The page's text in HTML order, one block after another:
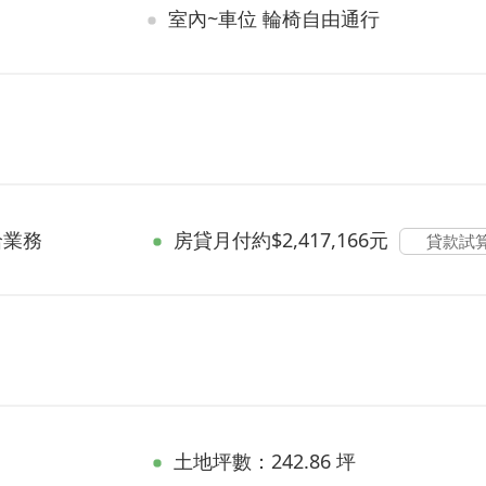
室內~車位 輪椅自由通行
務 房貸月付約$2,417,166元 貸款試
土地坪數：242.86 坪